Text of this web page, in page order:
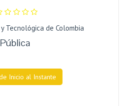
Tecnológica de Colombia
Inicio al Instante